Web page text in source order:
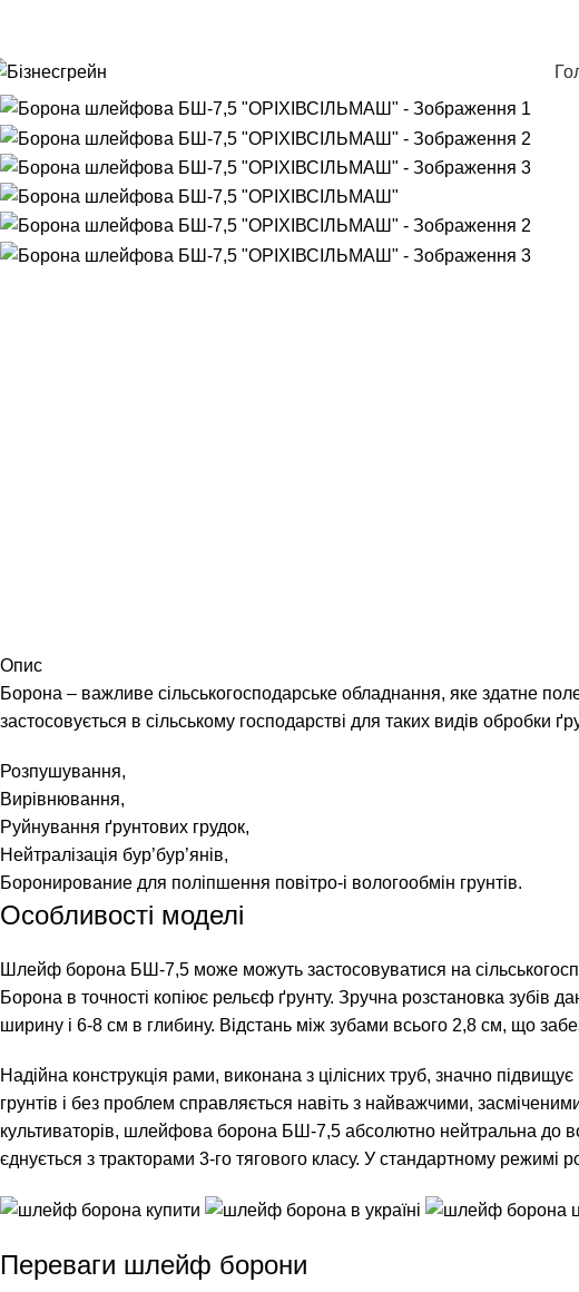
Опис
Борона – важливе сільськогосподарське обладнання, яке здатне
застосовується в сільському господарстві для таких видів обробки
Розпушування,
Вирівнювання,
Руйнування ґрунтових грудок,
Нейтралізація бур’бур’янів,
Боронирование для поліпшення повітро-і вологообмін грунтів.
Особливості моделі
Шлейф борона БШ-7,5 може можуть застосовуватися на
Борона в точності копіює рельєф ґрунту. Зручна розстановка зубів
ширину і 6-8 см в глибину. Відстань між зубами всього 2,8 см, що
Надійна конструкція рами, виконана з цілісних труб, значно
грунтів і без проблем справляється навіть з найважчими,
культиваторів, шлейфова борона БШ-7,5 абсолютно нейтральна до
єднується з тракторами 3-го тягового класу. У стандартному режимі
Переваги шлейф борони